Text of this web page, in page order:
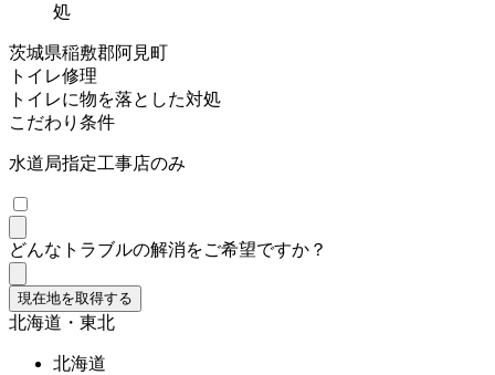
処
茨城県稲敷郡阿見町
トイレ修理
トイレに物を落とした対処
こだわり条件
水道局指定工事店のみ
どんなトラブルの解消をご希望ですか？
現在地を取得する
北海道・東北
北海道